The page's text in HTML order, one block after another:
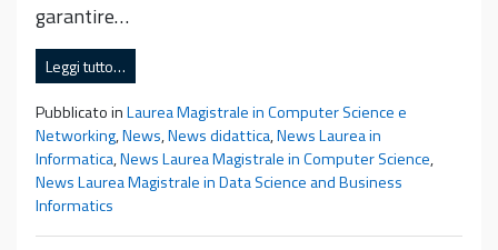
garantire…
Leggi tutto…
Pubblicato inLaurea Magistrale in Computer Science e
Networking,News,News didattica,News Laurea in
Informatica,News Laurea Magistrale in Computer Science,
News Laurea Magistrale in Data Science and Business
Informatics